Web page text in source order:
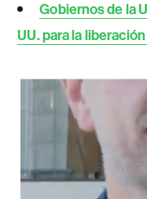
Gobiernos de la
UU. para la